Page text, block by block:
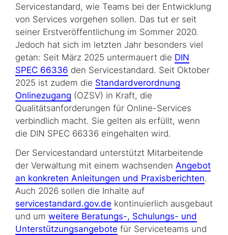
Servicestandard, wie Teams bei der Entwicklung
von Services vorgehen sollen. Das tut er seit
seiner Erstveröffentlichung im Sommer 2020.
Jedoch hat sich im letzten Jahr besonders viel
getan: Seit März 2025 untermauert die DIN
SPEC 66336 den Servicestandard. Seit Oktober
2025 ist zudem die Standardverordnung
Onlinezugang (OZSV) in Kraft, die
Qualitätsanforderungen für Online-Services
verbindlich macht. Sie gelten als erfüllt, wenn
die DIN SPEC 66336 eingehalten wird.
Der Servicestandard unterstützt Mitarbeitende
der Verwaltung mit einem wachsenden Angebot
an konkreten Anleitungen und Praxisberichten.
Auch 2026 sollen die Inhalte auf
servicestandard.gov.de kontinuierlich ausgebaut
und um weitere Beratungs-, Schulungs- und
Unterstützungsangebote für Serviceteams und